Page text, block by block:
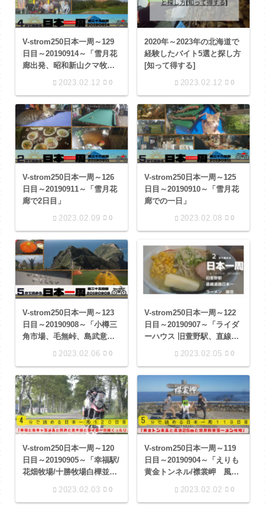
V-strom250日本一周～129
日目～20190914～「雪月花
廊出発、昭和新山クマ牧
2023.02.12 0
2020年～2023年の北海道で
経験したバイト5選と探し方
[知って得する]
2023.02.12
0
V-strom250日本一周～126
日目～20190911～「雪月花
廊で2日目」
2023.02.09
0
V-strom250日本一周～125
日目～20190910～「雪月花
廊での一日」
2023.02.08
0
V-strom250日本一周～123
日目～20190908～「小樽三
角市場、毛無峠、島武意
（しまむい）海岸、神威
2023.02.06 0
V-strom250日本一周～122
日目～20190907～「ライダ
ーハウス 旧萱野駅、直線道
路日本一、味坊、道の駅 ス
2023.02.05 0
V-strom250日本一周～120
日目～20190905～「幸福駅/
花畑牧場/十勝牧場白樺並木
2023.02.03 0
V-strom250日本一周～119
日目～20190904～「えりも
黄金トンネル/襟裳岬 風の
2023.02.02 0